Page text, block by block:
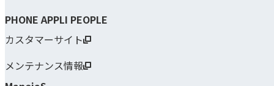
PHONE APPLI PEOPLE
カスタマーサイト
メンテナンス情報